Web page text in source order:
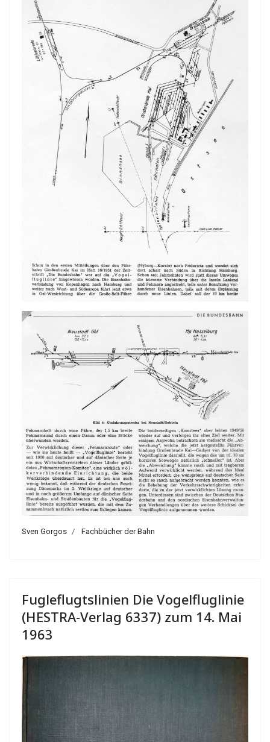
Sven Gorgos Fachbücher der Bahn
Fugleflugtslinien Die Vogelfluglinie
(HESTRA-Verlag 6337) zum 14. Mai
1963